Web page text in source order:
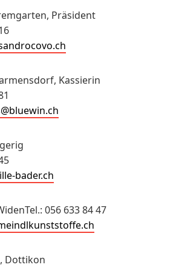
Präsident
Kassierin
bader.ch
056 633 84 47
Dottikon